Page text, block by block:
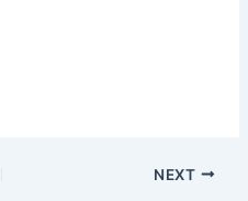
NEXT